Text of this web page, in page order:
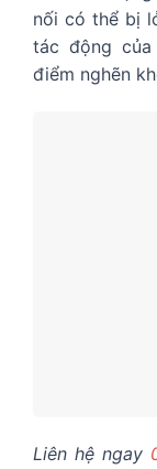
nối có thể bị
tác động
điểm nghẽn
Liên hệ ngay